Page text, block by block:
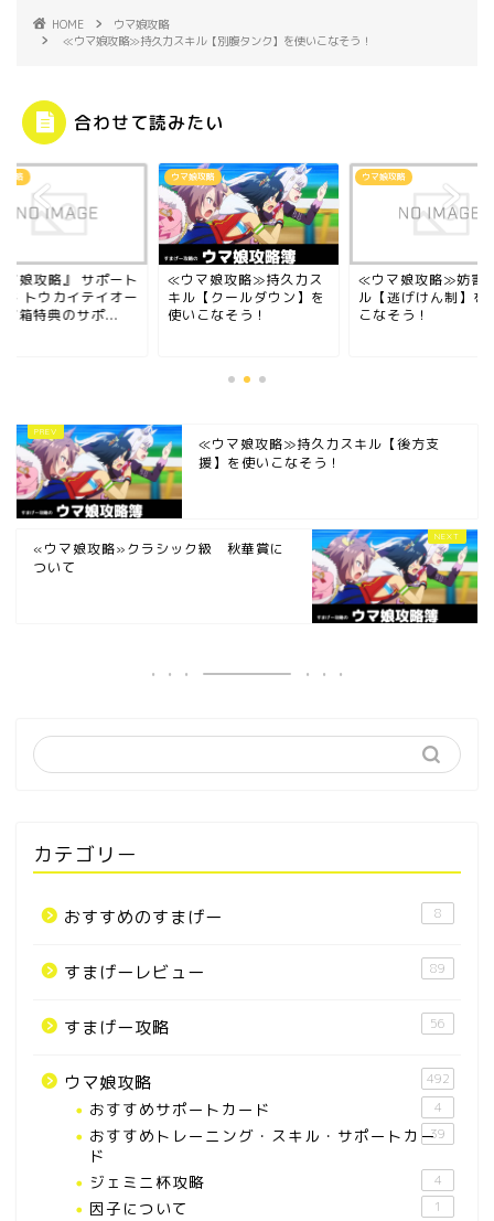
HOME
ウマ娘攻略
≪ウマ娘攻略≫持久力スキル【別腹タンク】を使いこなそう！
合わせて読みたい
攻略
マ娘攻略』 サポート
ド トウカイテイオー
マ箱特典のサポ...
ウマ娘攻略
≪ウマ娘攻略≫持久力ス
キル【クールダウン】を
使いこなそう！
ウマ娘攻略
≪ウマ娘攻略≫妨害
ル【逃げけん制】を
こなそう！
≪ウマ娘攻略≫持久力スキル【後方支
援】を使いこなそう！
«ウマ娘攻略»クラシック級 秋華賞に
ついて
カテゴリー
おすすめのすまげー 8
すまげーレビュー 89
すまげー攻略 56
ウマ娘攻略 492
おすすめサポートカード 4
おすすめトレーニング・スキル・サポートカー
ド
39
ジェミニ杯攻略 4
因子について 1